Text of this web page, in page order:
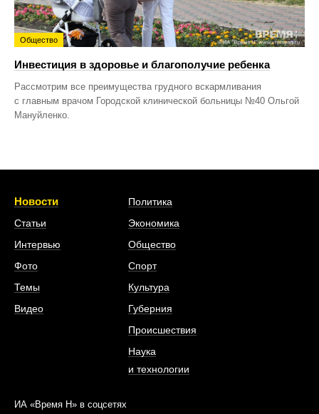
Общество
Инвестиция в здоровье и благополучие ребенка
Рассмотрим все преимущества грудного вскармливания
с главным врачом Городской клинической больницы №40 Ольгой
Мануйленко.
Новости
Статьи
Интервью
Фото
Темы
Видео
Политика
Экономика
Общество
Спорт
Культура
Губерния
Происшествия
Наука
и технологии
ИА «Время Н» в соцсетях